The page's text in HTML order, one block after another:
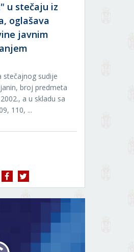
u stečaju iz
oglašava
javnim
stečajnog sudije
broj predmeta
a u skladu sa
110, ...